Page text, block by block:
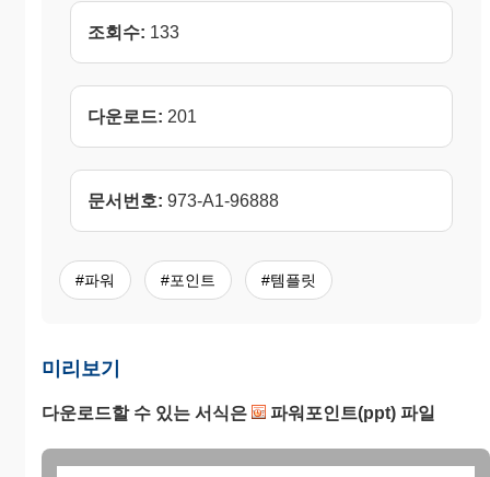
조회수: 133
다운로드: 201
문서번호: 973-A1-96888
#파워 #포인트 #템플릿
미리보기
다운로드할 수 있는 서식은 파워포인트(ppt) 파일